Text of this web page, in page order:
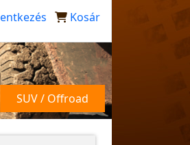
Kosár
SUV / Offroad